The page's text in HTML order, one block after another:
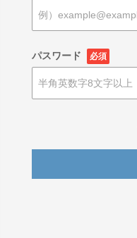
パスワード 必須